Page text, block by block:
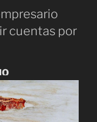
cuentas por